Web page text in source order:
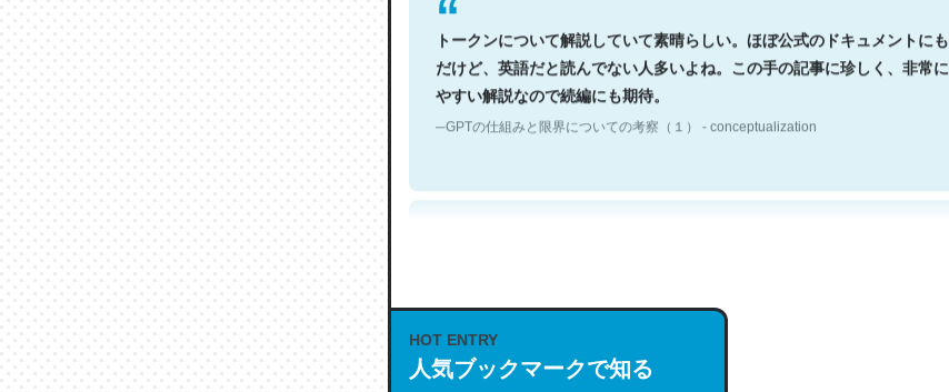
トークンについて解説していて素晴らしい。ほぼ公式のドキュメントにも
だけど、英語だと読んでない人多いよね。この手の記事に珍しく、非常
やすい解説なので続編にも期待。
─GPTの仕組みと限界についての考察（１） - conceptualization
─GPTの仕組みと限界についての考察（１） - conceptualization
HOT ENTRY
人気ブックマークで知る